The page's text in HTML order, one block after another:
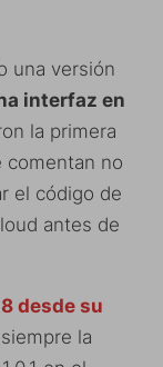
una versión
interfaz en
la primera
comentan no
el código de
antes de
desde su
la